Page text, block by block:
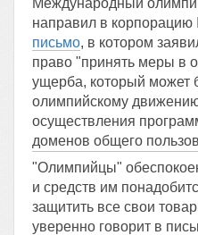
Международный
направил в
письмо, в котором
право "принять меры в
ущерба, который может
олимпийскому
осуществления
доменов общего
"Олимпийцы"
и средств им
защитить все свои
уверенно говорит в